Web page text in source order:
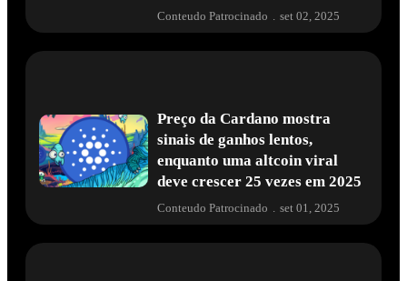
Conteudo Patrocinado . set 02, 2025
Preço da Cardano mostra
sinais de ganhos lentos,
enquanto uma altcoin viral
deve crescer 25 vezes em 2025
Conteudo Patrocinado set 01, 2025